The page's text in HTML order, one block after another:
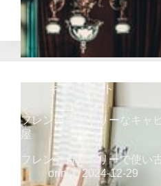
キャビネット
フレンチカントリーなキャ
屋
フレンチカントリーで使い
orin
2024-12-29